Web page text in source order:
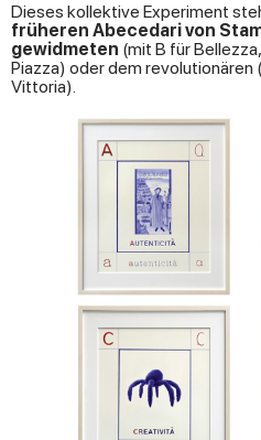
Dieses kollektive Experiment
früheren Abecedari von
gewidmeten (mit B für
Piazza) oder dem revolutionären
Vittoria).